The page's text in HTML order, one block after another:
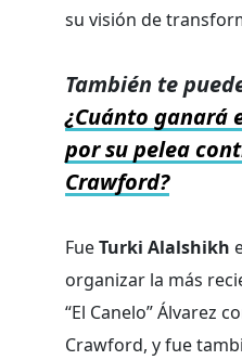
su visión de
También te
¿Cuánto ganará
por su pelea
Crawford?
FueTurki Alalshikh
organizar la más
“El Canelo” Álvarez
Crawford, y fue